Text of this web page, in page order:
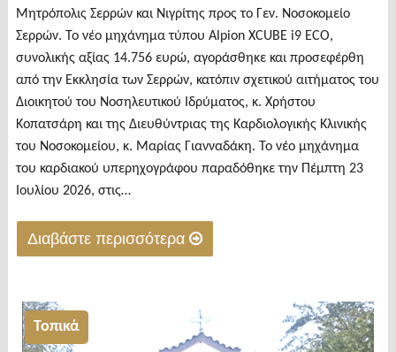
Μητρόπολις Σερρών και Νιγρίτης προς το Γεν. Νοσοκομείο
Σερρών. Το νέο μηχάνημα τύπου Alpion XCUBE i9 ECO,
συνολικής αξίας 14.756 ευρώ, αγοράσθηκε και προσεφέρθη
από την Εκκλησία των Σερρών, κατόπιν σχετικού αιτήματος του
Διοικητού του Νοσηλευτικού Ιδρύματος, κ. Χρήστου
Κοπατσάρη και της Διευθύντριας της Καρδιολογικής Κλινικής
του Νοσοκομείου, κ. Μαρίας Γιανναδάκη. Το νέο μηχάνημα
του καρδιακού υπερηχογράφου παραδόθηκε την Πέμπτη 23
Ιουλίου 2026, στις…
Διαβάστε περισσότερα
Δωρεά
φορητού
Τοπικά